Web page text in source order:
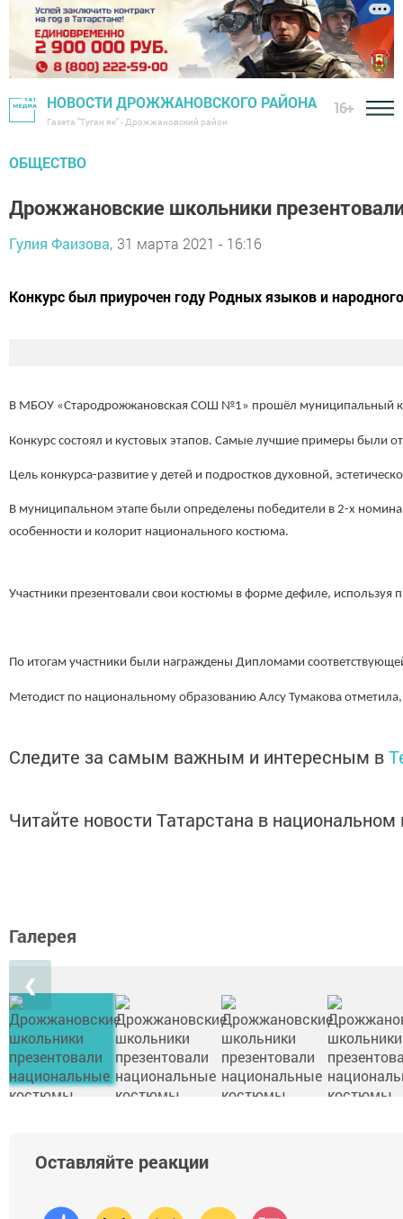
НОВОСТИ ДРОЖЖАНОВСКОГО РАЙОНА
Газета "Туган як" - Дрожжановский район
16+
ОБЩЕСТВО
Дрожжановские школьники
Гулия Фаизова, 31 марта 2021 - 16:16
Конкурс был приурочен году Родных языков и
В МБОУ «Стародрожжановская СОШ №1» прошёл муниципальный
Конкурс состоял и кустовых этапов. Самые лучшие примеры были
Цель конкурса-развитие у детей и подростков духовной,
В муниципальном этапе были определены победители в 2-х
особенности и колорит национального костюма.
Участники презентовали свои костюмы в форме дефиле, используя
По итогам участники были награждены Дипломами
Методист по национальному образованию Алсу Тумакова
Следите за самым важным и интересным в
Читайте новости Татарстана в
Галерея
❮
Оставляйте реакции